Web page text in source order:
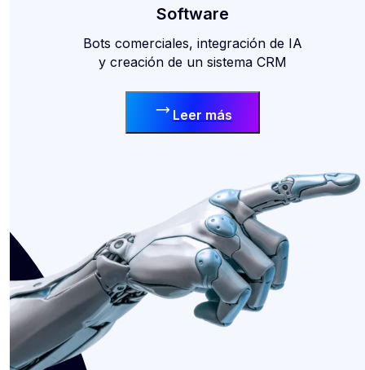
Software
Bots comerciales, integración de IA
y creación de un sistema CRM
Leer más